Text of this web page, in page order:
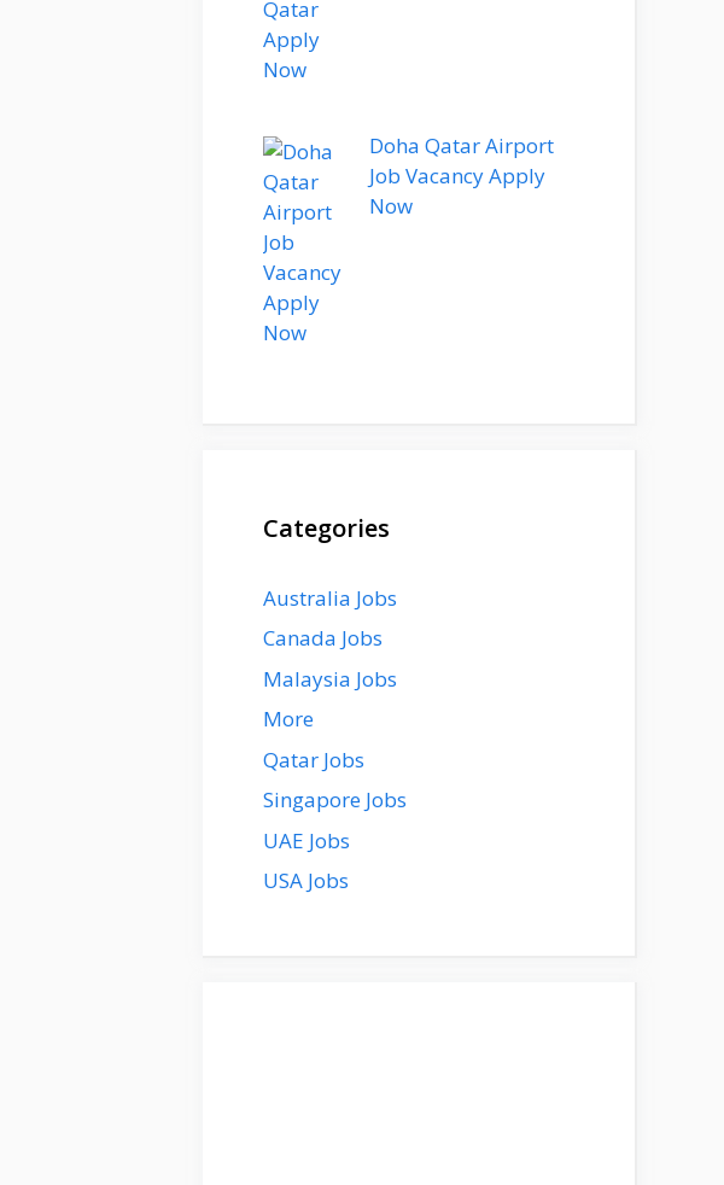
Doha Qatar Airport
Job Vacancy Apply
Now
Categories
Australia Jobs
Canada Jobs
Malaysia Jobs
More
Qatar Jobs
Singapore Jobs
UAE Jobs
USA Jobs